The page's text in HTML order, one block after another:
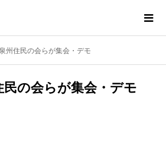
州住民の会らが集会・デモ
の会らが集会・デモ